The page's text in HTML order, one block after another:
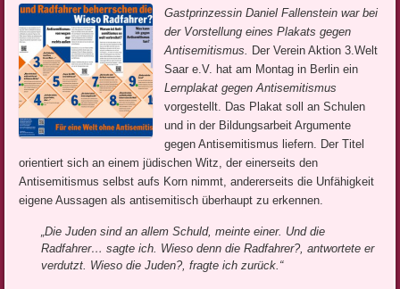
Gastprinzessin Daniel Fallenstein war bei
der Vorstellung eines Plakats gegen
Antisemitismus. Der Verein Aktion 3.Welt
Saar e.V. hat am Montag in Berlin ein
Lernplakat gegen Antisemitismus
vorgestellt. Das Plakat soll an Schulen
und in der Bildungsarbeit Argumente
gegen Antisemitismus liefern. Der Titel
orientiert sich an einem jüdischen Witz, der einerseits den
Antisemitismus selbst aufs Korn nimmt, andererseits die Unfähigkeit
eigene Aussagen als antisemitisch überhaupt zu erkennen.
„Die Juden sind an allem Schuld, meinte einer. Und die
Radfahrer… sagte ich. Wieso denn die Radfahrer?, antwortete er
verdutzt. Wieso die Juden?, fragte ich zurück.“